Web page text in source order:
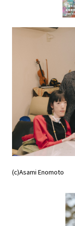
お問い合わせ
メールマガジン
(c)Asami Enomoto